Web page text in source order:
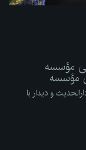
مؤسسه
مؤسسه
و دیدار با